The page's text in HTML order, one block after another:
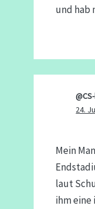
und hab
24.
Mein
laut
ihm eine